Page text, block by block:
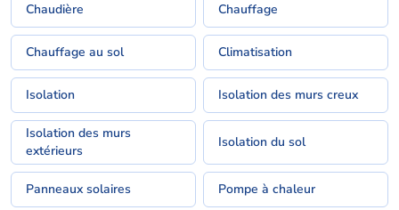
Chaudière Chauffage
Chauffage au sol Climatisation
Isolation Isolation des murs creux
Isolation des murs
extérieurs
Isolation du sol
Panneaux solaires Pompe à chaleur